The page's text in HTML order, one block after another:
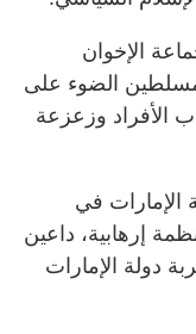
الإخوان
مسلطين الضوء على
الأفراد وزعزعة
الإمارات في
إرهابية، داعين
دولة الإمارات